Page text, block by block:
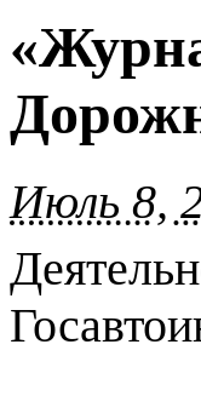
Июль 8,